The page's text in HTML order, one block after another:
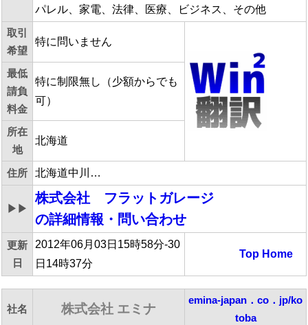
パレル、家電、法律、医療、ビジネス、その他
取引
希望
特に問いません
最低
請負
料金
特に制限無し（少額からでも
可）
所在
地
北海道
住所 北海道中川…
▶▶
株式会社 フラットガレージ
の詳細情報・問い合わせ
更新
日
2012年06月03日15時58分-30
日14時37分
Top Home
社名 株式会社 エミナ
emina-japan．co．jp/ko
toba